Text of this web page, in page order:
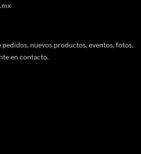
pedidos, nuevos productos, eventos, fotos,
en contacto.